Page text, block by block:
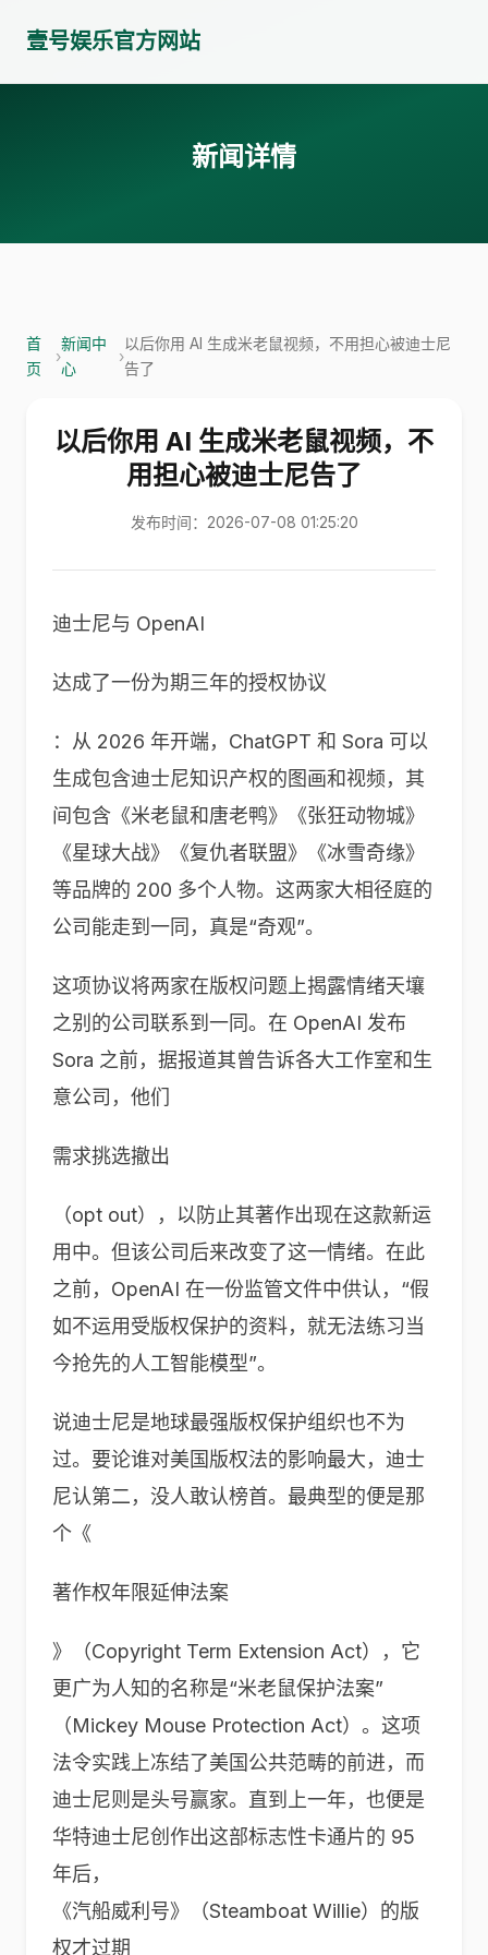
壹号娱乐官方网站
新闻详情
首
页
›
新闻中
心
›
以后你用 AI 生成米老鼠视频，不用担心被迪士尼
告了
以后你用 AI 生成米老鼠视频，不
用担心被迪士尼告了
发布时间：2026-07-08 01:25:20
迪士尼与 OpenAI
达成了一份为期三年的授权协议
：从 2026 年开端，ChatGPT 和 Sora 可以
生成包含迪士尼知识产权的图画和视频，其
间包含《米老鼠和唐老鸭》《张狂动物城》
《星球大战》《复仇者联盟》《冰雪奇缘》
等品牌的 200 多个人物。这两家大相径庭的
公司能走到一同，真是“奇观”。
这项协议将两家在版权问题上揭露情绪天壤
之别的公司联系到一同。在 OpenAI 发布
Sora 之前，据报道其曾告诉各大工作室和生
意公司，他们
需求挑选撤出
（opt out），以防止其著作出现在这款新运
用中。但该公司后来改变了这一情绪。在此
之前，OpenAI 在一份监管文件中供认，“假
如不运用受版权保护的资料，就无法练习当
今抢先的人工智能模型”。
说迪士尼是地球最强版权保护组织也不为
过。要论谁对美国版权法的影响最大，迪士
尼认第二，没人敢认榜首。最典型的便是那
个《
著作权年限延伸法案
》（Copyright Term Extension Act），它
更广为人知的名称是“米老鼠保护法案”
（Mickey Mouse Protection Act）。这项
法令实践上冻结了美国公共范畴的前进，而
迪士尼则是头号赢家。直到上一年，也便是
华特迪士尼创作出这部标志性卡通片的 95
年后，
《汽船威利号》（Steamboat Willie）的版
权才过期